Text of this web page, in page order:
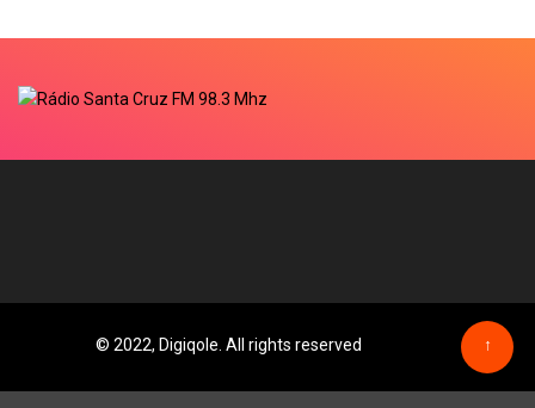
© 2022, Digiqole. All rights reserved ↑